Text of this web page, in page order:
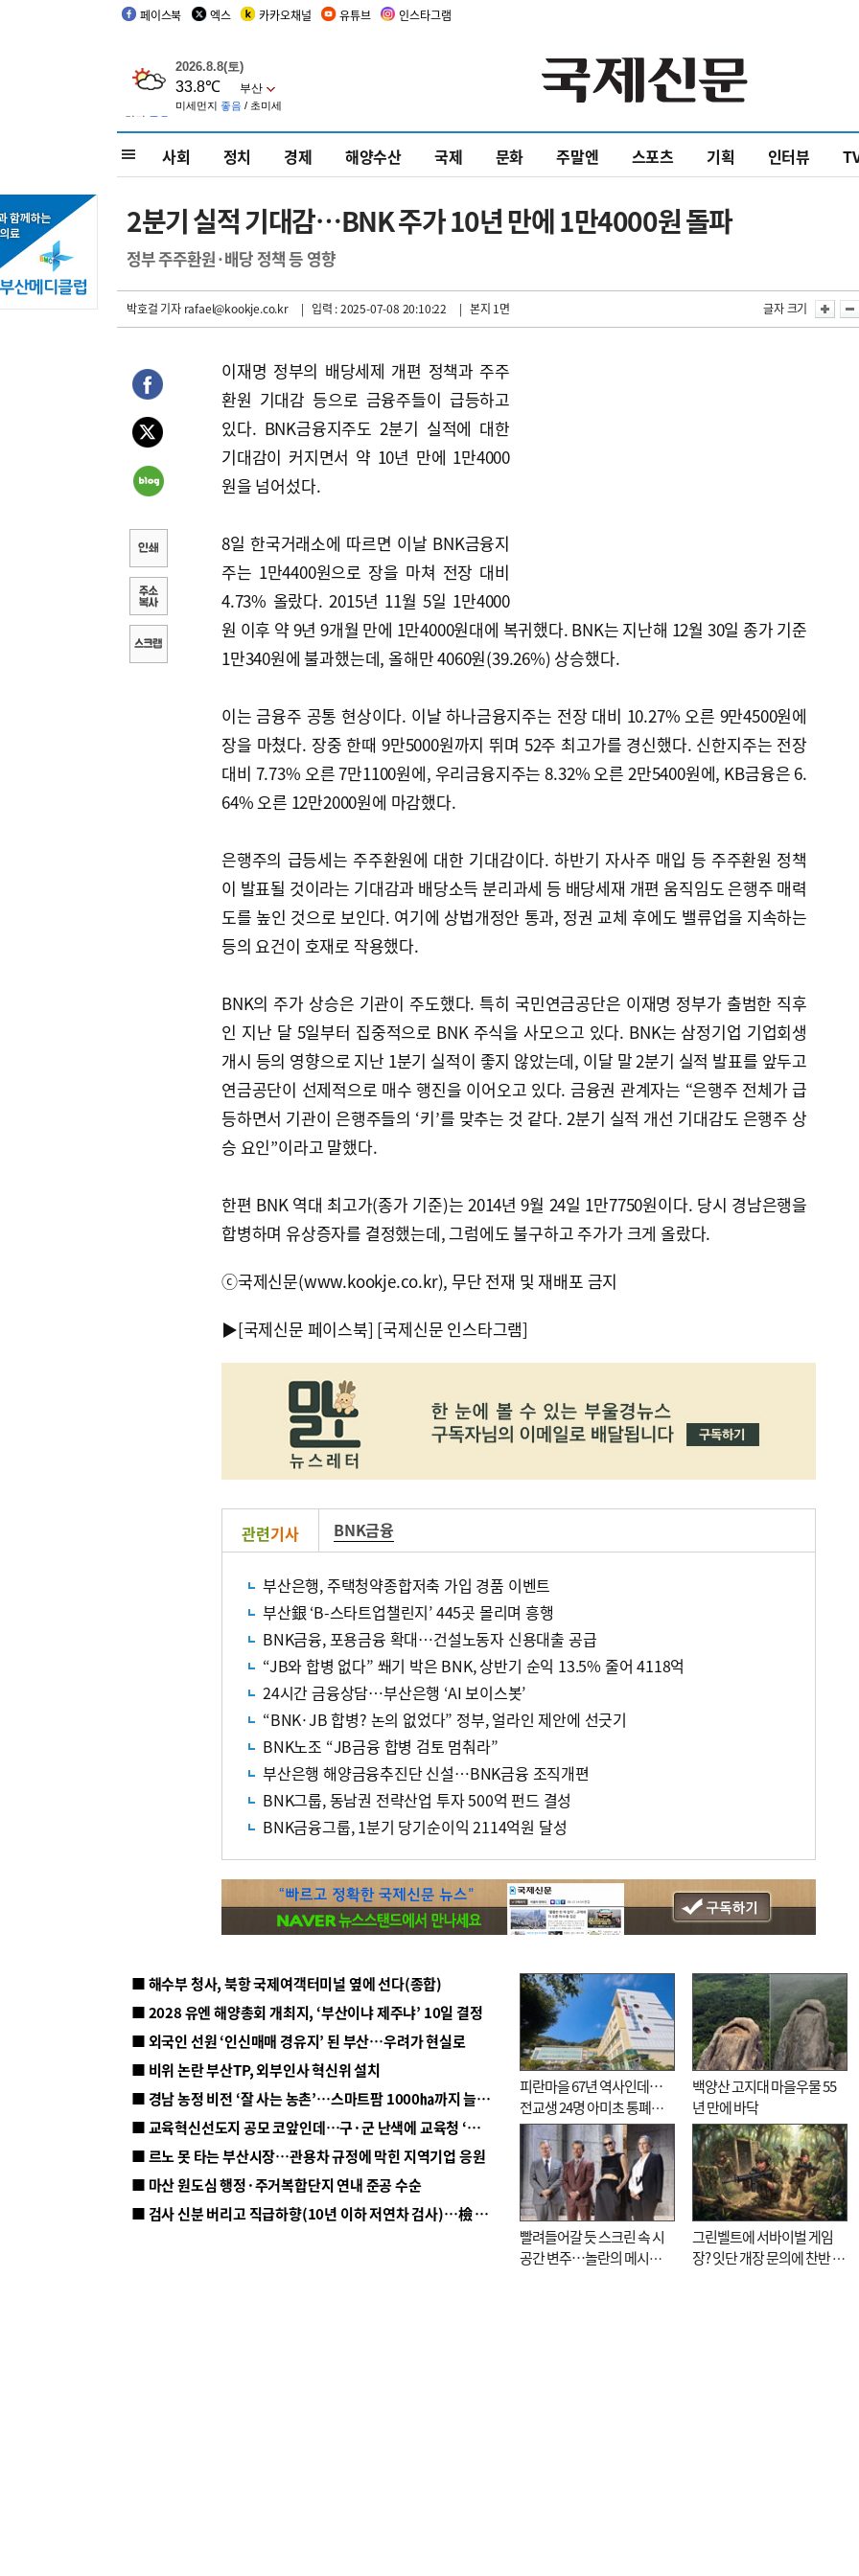
페이스북 엑스 카카오채널 유튜브 인스타그램
사회 정치 경제 해양수산 국제 문화 주말엔 스포츠 기획 인터뷰
2분기 실적 기대감…BNK 주가 10년 만에 1만4000원 돌파
정부 주주환원·배당 정책 등 영향
박호걸 기자rafael@kookje.co.kr | 입력 : 2025-07-08 20:10:22 | 본지 1면 글자 크기
이재명 정부의 배당세제 개편 정책과 주주
환원 기대감 등으로 금융주들이 급등하고
있다. BNK금융지주도 2분기 실적에 대한
기대감이 커지면서 약 10년 만에 1만4000
원을 넘어섰다.
8일 한국거래소에 따르면 이날 BNK금융지
주는 1만4400원으로 장을 마쳐 전장 대비
4.73% 올랐다. 2015년 11월 5일 1만4000
원 이후 약 9년 9개월 만에 1만4000원대에 복귀했다. BNK는 지난해 12월 30일 종가 기준
1만340원에 불과했는데, 올해만 4060원(39.26%) 상승했다.
이는 금융주 공통 현상이다. 이날 하나금융지주는 전장 대비 10.27% 오른 9만4500원에
장을 마쳤다. 장중 한때 9만5000원까지 뛰며 52주 최고가를 경신했다. 신한지주는 전장
대비 7.73% 오른 7만1100원에, 우리금융지주는 8.32% 오른 2만5400원에, KB금융은 6.
64% 오른 12만2000원에 마감했다.
은행주의 급등세는 주주환원에 대한 기대감이다. 하반기 자사주 매입 등 주주환원 정책
이 발표될 것이라는 기대감과 배당소득 분리과세 등 배당세재 개편 움직임도 은행주 매력
도를 높인 것으로 보인다. 여기에 상법개정안 통과, 정권 교체 후에도 밸류업을 지속하는
등의 요건이 호재로 작용했다.
BNK의 주가 상승은 기관이 주도했다. 특히 국민연금공단은 이재명 정부가 출범한 직후
인 지난 달 5일부터 집중적으로 BNK 주식을 사모으고 있다. BNK는 삼정기업 기업회생
개시 등의 영향으로 지난 1분기 실적이 좋지 않았는데, 이달 말 2분기 실적 발표를 앞두고
연금공단이 선제적으로 매수 행진을 이어오고 있다. 금융권 관계자는 “은행주 전체가 급
등하면서 기관이 은행주들의 ‘키’를 맞추는 것 같다. 2분기 실적 개선 기대감도 은행주 상
승 요인”이라고 말했다.
한편 BNK 역대 최고가(종가 기준)는 2014년 9월 24일 1만7750원이다. 당시 경남은행을
합병하며 유상증자를 결정했는데, 그럼에도 불구하고 주가가 크게 올랐다.
ⓒ국제신문(www.kookje.co.kr), 무단 전재 및 재배포 금지
▶[국제신문 페이스북] [국제신문 인스타그램]
관련기사 BNK금융
부산은행, 주택청약종합저축 가입 경품 이벤트
부산銀 ‘B-스타트업챌린지’ 445곳 몰리며 흥행
BNK금융, 포용금융 확대…건설노동자 신용대출 공급
“JB와 합병 없다” 쐐기 박은 BNK, 상반기 순익 13.5% 줄어 4118억
24시간 금융상담…부산은행 ‘AI 보이스봇’
“BNK·JB 합병? 논의 없었다” 정부, 얼라인 제안에 선긋기
BNK노조 “JB금융 합병 검토 멈춰라”
부산은행 해양금융추진단 신설…BNK금융 조직개편
BNK그룹, 동남권 전략산업 투자 500억 펀드 결성
BNK금융그룹, 1분기 당기순이익 2114억원 달성
■ 해수부 청사, 북항 국제여객터미널 옆에 선다(종합)
■ 2028 유엔 해양총회 개최지, ‘부산이냐 제주냐’ 10일 결정
■ 외국인 선원 ‘인신매매 경유지’ 된 부산…우려가 현실로
■ 비위 논란 부산TP, 외부인사 혁신위 설치
■ 경남 농정 비전 ‘잘 사는 농촌’…스마트팜 1000㏊까지 늘린다
■ 교육혁신선도지 공모 코앞인데…구·군 난색에 교육청 ‘쩔쩔’
■ 르노 못 타는 부산시장…관용차 규정에 막힌 지역기업 응원
■ 마산 원도심 행정·주거복합단지 연내 준공 수순
■ 검사 신분 버리고 직급하향(10년 이하 저연차 검사)…檢 중수청행 기피
피란마을 67년 역사인데…
전교생 24명 아미초 통폐합
기로
백양산 고지대 마을우물 55
년 만에 바닥
빨려들어갈 듯 스크린 속 시
공간 변주…놀란의 메시지
그린벨트에 서바이벌 게임
장? 잇단 개장 문의에 찬반 논